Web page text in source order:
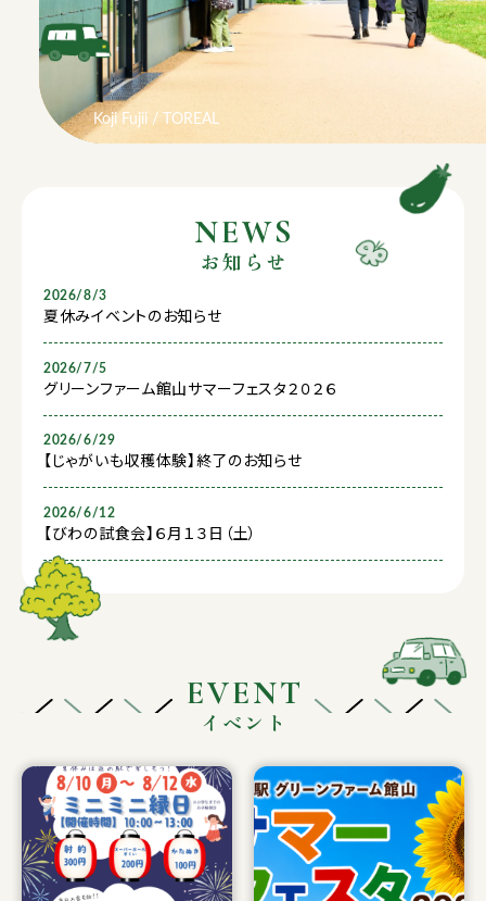
Koji Fujii / TOREAL
Koji Fujii / TOREAL
NEWS
お知らせ
2026/8/3
夏休みイベントのお知らせ
2026/7/5
グリーンファーム館山サマーフェスタ２０２６
2026/6/29
【じゃがいも収穫体験】終了のお知らせ
2026/6/12
【びわの試食会】６月１３日（土）
EVENT
イベント